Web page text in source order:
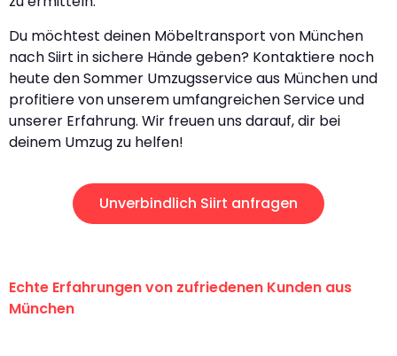
Du möchtest deinen Möbeltransport von München
nach Siirt in sichere Hände geben? Kontaktiere noch
heute den Sommer Umzugsservice aus München und
profitiere von unserem umfangreichen Service und
unserer Erfahrung. Wir freuen uns darauf, dir bei
deinem Umzug zu helfen!
Unverbindlich Siirt anfragen
Echte Erfahrungen von zufriedenen Kunden aus
München